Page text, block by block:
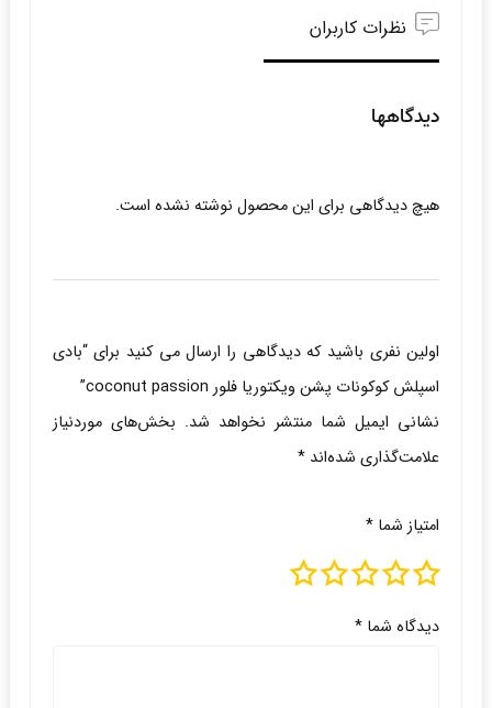
نظرات کاربران
دیدگاهها
هیچ دیدگاهی برای این محصول نوشته نشده است.
اولین نفری باشید که دیدگاهی را ارسال می کنید برای “بادی
اسپلش کوکونات پشن ویکتوریا فلور coconut passion”
نشانی ایمیل شما منتشر نخواهد شد. بخش‌های موردنیاز
علامت‌گذاری شده‌اند *
امتیاز شما *
دیدگاه شما *